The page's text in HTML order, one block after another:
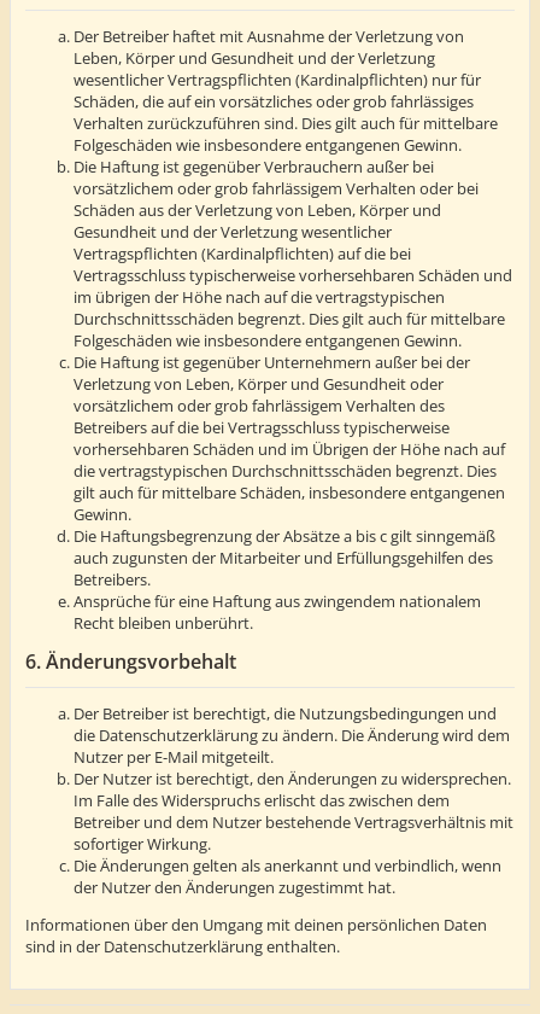
Der Betreiber haftet mit Ausnahme der Verletzung von
Leben, Körper und Gesundheit und der Verletzung
wesentlicher Vertragspflichten (Kardinalpflichten) nur für
Schäden, die auf ein vorsätzliches oder grob fahrlässiges
Verhalten zurückzuführen sind. Dies gilt auch für mittelbare
Folgeschäden wie insbesondere entgangenen Gewinn.
Die Haftung ist gegenüber Verbrauchern außer bei
vorsätzlichem oder grob fahrlässigem Verhalten oder bei
Schäden aus der Verletzung von Leben, Körper und
Gesundheit und der Verletzung wesentlicher
Vertragspflichten (Kardinalpflichten) auf die bei
Vertragsschluss typischerweise vorhersehbaren Schäden und
im übrigen der Höhe nach auf die vertragstypischen
Durchschnittsschäden begrenzt. Dies gilt auch für mittelbare
Folgeschäden wie insbesondere entgangenen Gewinn.
Die Haftung ist gegenüber Unternehmern außer bei der
Verletzung von Leben, Körper und Gesundheit oder
vorsätzlichem oder grob fahrlässigem Verhalten des
Betreibers auf die bei Vertragsschluss typischerweise
vorhersehbaren Schäden und im Übrigen der Höhe nach auf
die vertragstypischen Durchschnittsschäden begrenzt. Dies
gilt auch für mittelbare Schäden, insbesondere entgangenen
Gewinn.
Die Haftungsbegrenzung der Absätze a bis c gilt sinngemäß
auch zugunsten der Mitarbeiter und Erfüllungsgehilfen des
Betreibers.
Ansprüche für eine Haftung aus zwingendem nationalem
Recht bleiben unberührt.
6. Änderungsvorbehalt
Der Betreiber ist berechtigt, die Nutzungsbedingungen und
die Datenschutzerklärung zu ändern. Die Änderung wird dem
Nutzer per E-Mail mitgeteilt.
Der Nutzer ist berechtigt, den Änderungen zu widersprechen.
Im Falle des Widerspruchs erlischt das zwischen dem
Betreiber und dem Nutzer bestehende Vertragsverhältnis mit
sofortiger Wirkung.
Die Änderungen gelten als anerkannt und verbindlich, wenn
der Nutzer den Änderungen zugestimmt hat.
Informationen über den Umgang mit deinen persönlichen Daten
sind in der Datenschutzerklärung enthalten.